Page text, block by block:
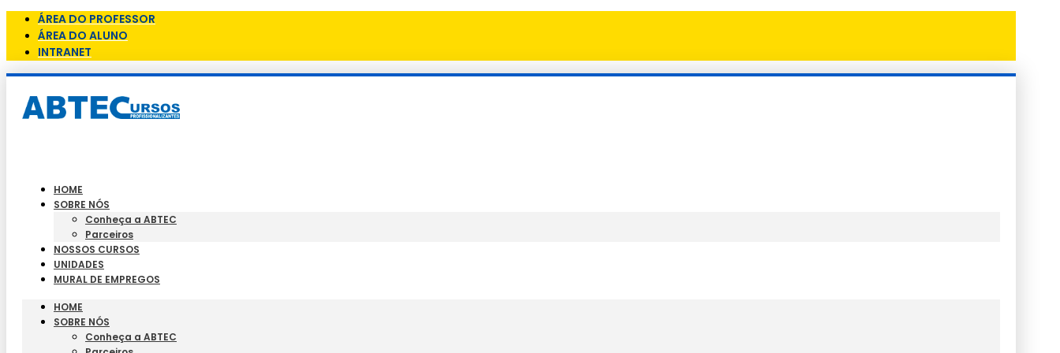
ÁREA DO PROFESSOR
ÁREA DO ALUNO
INTRANET
HOME
SOBRE NÓS
Conheça a ABTEC
Parceiros
NOSSOS CURSOS
UNIDADES
MURAL DE EMPREGOS
HOME
SOBRE NÓS
Conheça a ABTEC